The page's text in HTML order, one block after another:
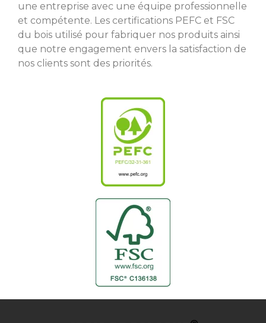
une entreprise avec une équipe professionnelle
et compétente. Les certifications PEFC et FSC
du bois utilisé pour fabriquer nos produits ainsi
que notre engagement envers la satisfaction de
nos clients sont des priorités.